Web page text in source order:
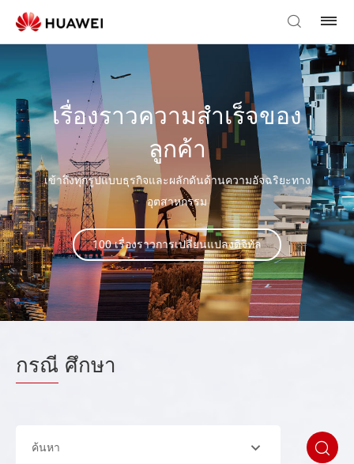
เรื่องราวความสำเร็จของ
ลูกค้า
เข้าถึงทุกรูปแบบธุรกิจและผลักดันด้านความอัจฉริยะทาง
อุตสาหกรรม
100 เรื่องราวการเปลี่ยนแปลงดิจิทัล
กรณี ศึกษา
ค้นหา